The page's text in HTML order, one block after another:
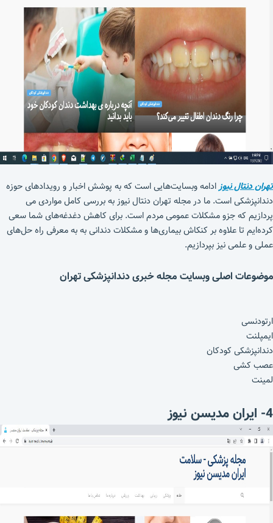
تهران دنتال نیوزادامه وبسایت‌هایی است که به پوشش اخبار و رویدادهای حوزه
دندانپزشکی است. ما در مجله تهران دنتال نیوز به بررسی کامل مواردی می
پردازیم که جزو مشکلات عمومی مردم است. برای کاهش دغدغه‌های شما سعی
کرده‌ایم تا علاوه بر کنکاش بیماری‌ها و مشکلات دندانی به به معرفی راه حل‌های
عملی و علمی نیز بپردازیم.
موضوعات اصلی وبسایت مجله خبری دندانپزشکی تهران
ارتودنسی
ایمپلنت
دندانپزشکی کودکان
عصب کشی
لمینت
4- ایران مدیسن نیوز